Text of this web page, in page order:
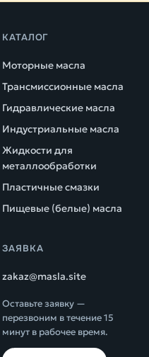
КАТАЛОГ
Моторные масла
Трансмиссионные масла
Гидравлические масла
Индустриальные масла
Жидкости для
металлообработки
Пластичные смазки
Пищевые (белые) масла
ЗАЯВКА
zakaz@masla.site
Оставьте заявку —
перезвоним в течение 15
минут в рабочее время.